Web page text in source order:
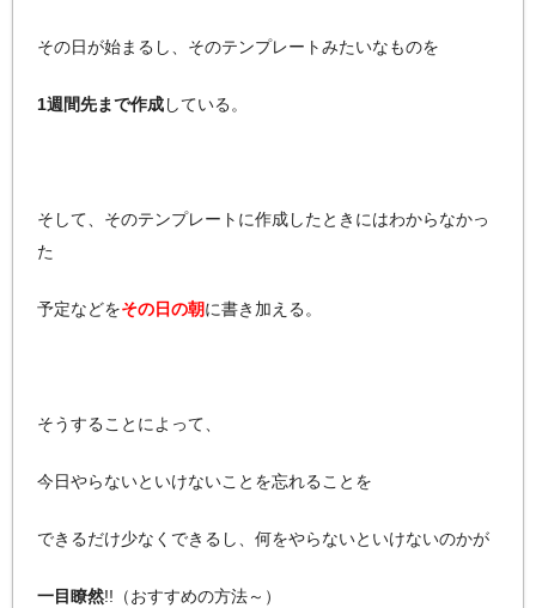
その日が始まるし、そのテンプレートみたいなものを
1週間先まで作成している。
そして、そのテンプレートに作成したときにはわからなかっ
た
予定などをその日の朝に書き加える。
そうすることによって、
今日やらないといけないことを忘れることを
できるだけ少なくできるし、何をやらないといけないのかが
一目瞭然!!（おすすめの方法～）